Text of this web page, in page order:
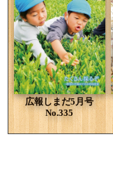
広報しまだ5月号
No.335